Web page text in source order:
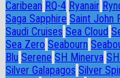
Caribean RQ-4 Ryanair
Saga Sapphire Saint John
Saudi Cruises Sea Cloud
Sea Zero Seabourn
Blu Serene SH Minerva
Silver Galapagos Silver